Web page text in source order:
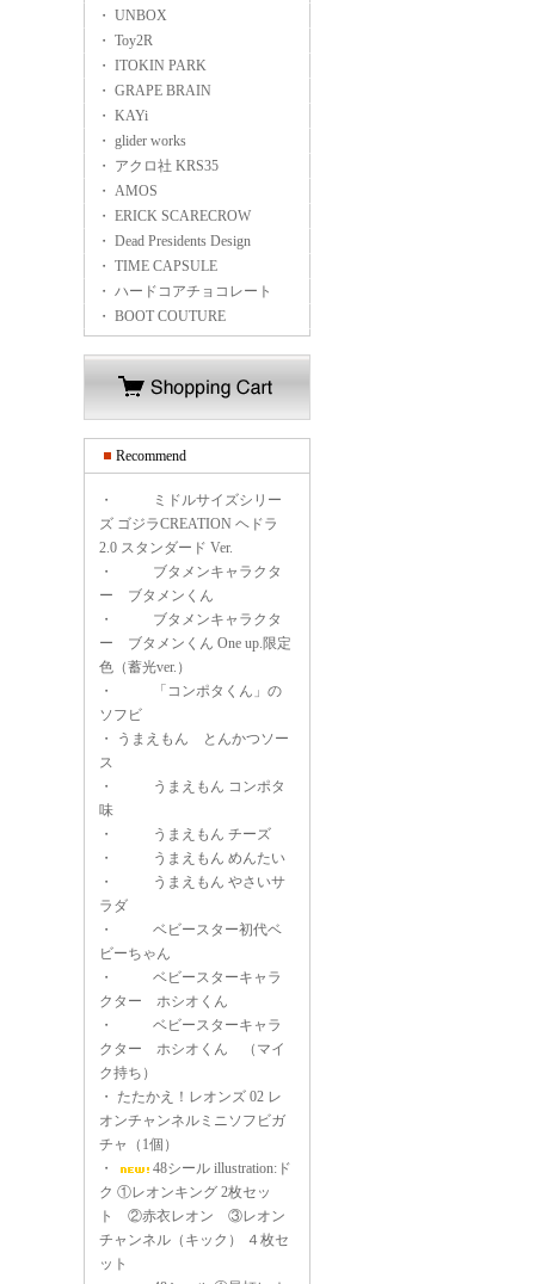
・ UNBOX
・ Toy2R
・ ITOKIN PARK
・ GRAPE BRAIN
・ KAYi
・ glider works
・ アクロ社 KRS35
・ AMOS
・ ERICK SCARECROW
・ Dead Presidents Design
・ TIME CAPSULE
・ ハードコアチョコレート
・ BOOT COUTURE
Recommend
・
ミドルサイズシリー
ズ ゴジラCREATION ヘドラ
2.0 スタンダード Ver.
・
ブタメンキャラクタ
ー ブタメンくん
・
ブタメンキャラクタ
ー ブタメンくん One up.限定
色（蓄光ver.）
・
「コンポタくん」の
ソフビ
・
うまえもん とんかつソー
ス
・
うまえもん コンポタ
味
・
うまえもん チーズ
・
うまえもん めんたい
・
うまえもん やさいサ
ラダ
・
ベビースター初代ベ
ビーちゃん
・
ベビースターキャラ
クター ホシオくん
・
ベビースターキャラ
クター ホシオくん （マイ
ク持ち）
・ たたかえ！レオンズ 02 レ
オンチャンネルミニソフビガ
チャ（1個）
・
48シール illustration:ド
ク ①レオンキング 2枚セッ
ト ②赤衣レオン ③レオン
チャンネル（キック） ４枚セ
ット